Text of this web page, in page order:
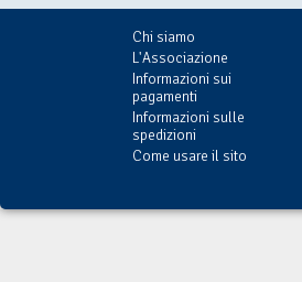
Chi siamo
L'Associazione
Informazioni sui
pagamenti
Informazioni sulle
spedizioni
Come usare il sito